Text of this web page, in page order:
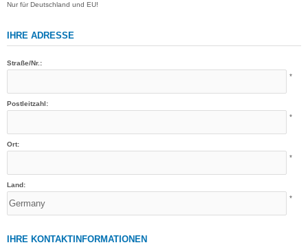
Nur für Deutschland und EU!
IHRE ADRESSE
Straße/Nr.:
*
Postleitzahl:
*
Ort:
*
Land:
*
IHRE KONTAKTINFORMATIONEN